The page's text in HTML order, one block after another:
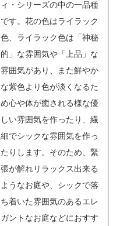
ィ・シリーズの中の一品種
です。花の色はライラック
色、ライラック色は「神秘
的」な雰囲気や「上品」な
雰囲気があり、また鮮やか
な紫色より色が淡くなるた
め心や体が癒される様な優
しい雰囲気を作ったり、繊
細でシックな雰囲気を作っ
たりします。そのため、緊
張が解れリラックス出来る
ようなお庭や、シックで落
ち着いた雰囲気のあるエレ
ガントなお庭などにおすす